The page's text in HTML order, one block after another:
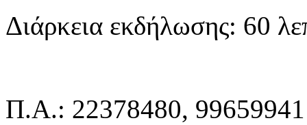
Διάρκεια εκδήλωσης: 60
П.А.: 22378480,